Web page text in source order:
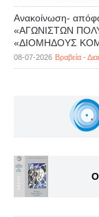
Ανακοίνωση-
«ΑΓΩΝΙΣΤΩΝ
«ΔΙΟΜΗΔΟΥΣ
08-07-2026 Βραβεία -